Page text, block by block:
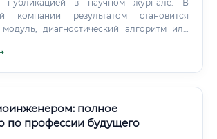
публикацией в научном журнале. В
компании результатом становится
диагностический алгоритм или
обработка данных ДНК-,
биологических
полное
по профессии будущего